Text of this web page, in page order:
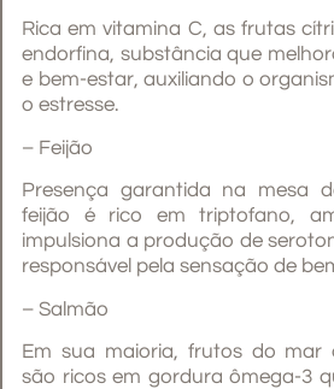
Rica em vitamina C, as frutas
endorfina, substância que
e bem-estar, auxiliando o
o estresse.
– Feijão
Presença garantida na mesa
feijão é rico em triptofano,
impulsiona a produção de
responsável pela sensação de
– Salmão
Em sua maioria, frutos do mar
são ricos em gordura ômega-3